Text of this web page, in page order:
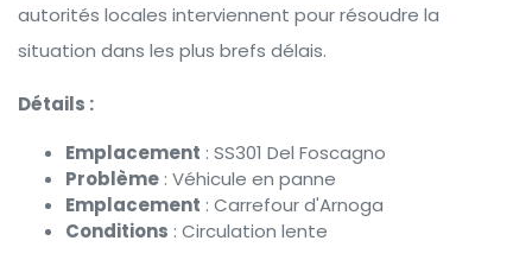
autorités locales interviennent pour résoudre la
situation dans les plus brefs délais.
Détails :
Emplacement : SS301 Del Foscagno
Problème : Véhicule en panne
Emplacement : Carrefour d'Arnoga
Conditions : Circulation lente